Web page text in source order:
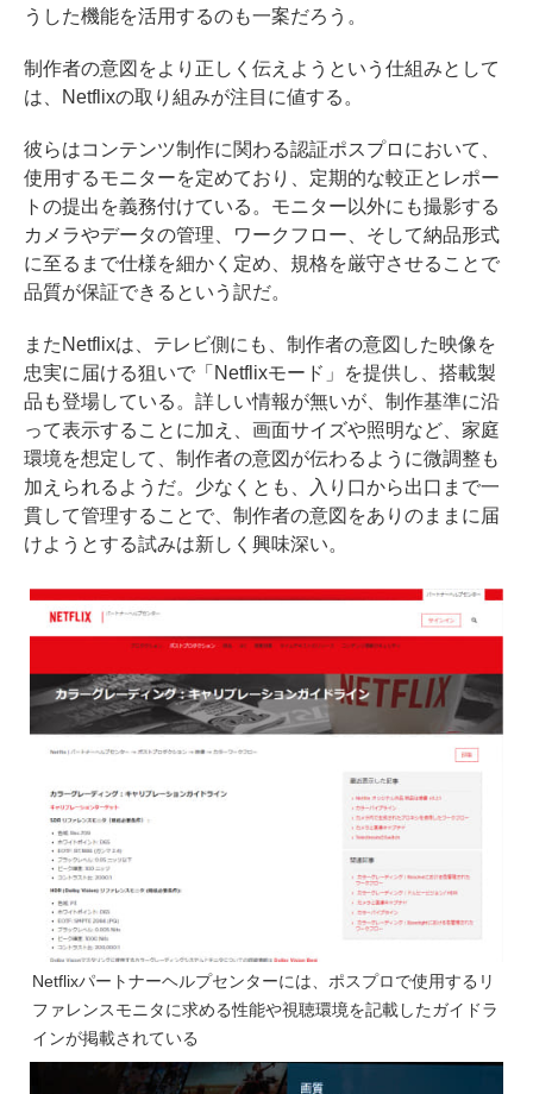
うした機能を活用するのも一案だろう。
制作者の意図をより正しく伝えようという仕組みとして
は、Netflixの取り組みが注目に値する。
彼らはコンテンツ制作に関わる認証ポスプロにおいて、
使⽤するモニターを定めており、定期的な較正とレポー
トの提出を義務付けている。モニター以外にも撮影する
カメラやデータの管理、ワークフロー、そして納品形式
に⾄るまで仕様を細かく定め、規格を厳守させることで
品質が保証できるという訳だ。
またNetflixは、テレビ側にも、制作者の意図した映像を
忠実に届ける狙いで「Netflixモード」を提供し、搭載製
品も登場している。詳しい情報が無いが、制作基準に沿
って表示することに加え、画面サイズや照明など、家庭
環境を想定して、制作者の意図が伝わるように微調整も
加えられるようだ。少なくとも、⼊り⼝から出⼝まで⼀
貫して管理することで、制作者の意図をありのままに届
けようとする試みは新しく興味深い。
Netflixパートナーヘルプセンターには、ポスプロで使用するリ
ファレンスモニタに求める性能や視聴環境を記載したガイドラ
インが掲載されている